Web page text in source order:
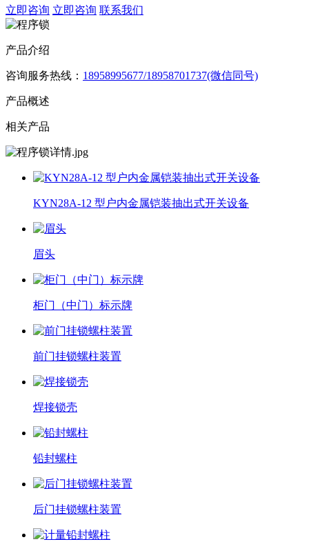
立即咨询 立即咨询 联系我们
产品介绍
咨询服务热线： 18958995677/18958701737(微信同号)
产品概述
相关产品
KYN28A-12 型户内金属铠装抽出式开关设备
眉头
柜门（中门）标示牌
前门挂锁螺柱装置
焊接锁壳
铅封螺柱
后门挂锁螺柱装置